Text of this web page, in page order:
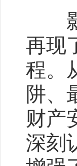
影
再现
程。
阱、
财产
深刻